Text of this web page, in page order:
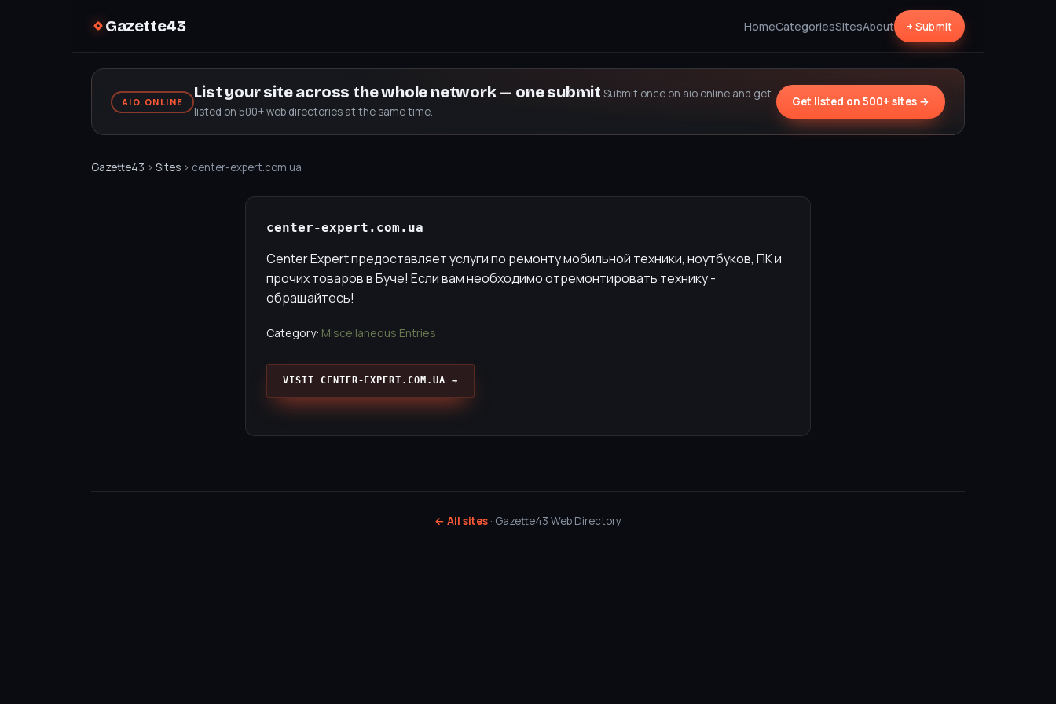
Gazette43 HomeCategoriesSitesAbout + Submit
AIO.ONLINE
List your site across the whole network — one submit Submit once on aio.online and get
listed on 500+ web directories at the same time.
Get listed on 500+ sites →
Gazette43 › Sites › center-expert.com.ua
center-expert.com.ua
Center Expert предоставляет услуги по ремонту мобильной техники, ноутбуков, ПК и
прочих товаров в Буче! Если вам необходимо отремонтировать технику -
обращайтесь!
Category: Miscellaneous Entries
VISIT CENTER-EXPERT.COM.UA →
← All sites · Gazette43 Web Directory